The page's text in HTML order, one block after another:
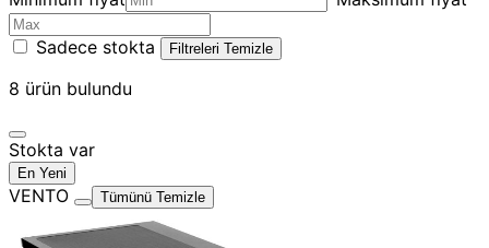
Sadece stokta Filtreleri Temizle
8 ürün bulundu
Stokta var
En Yeni
VENTO Tümünü Temizle